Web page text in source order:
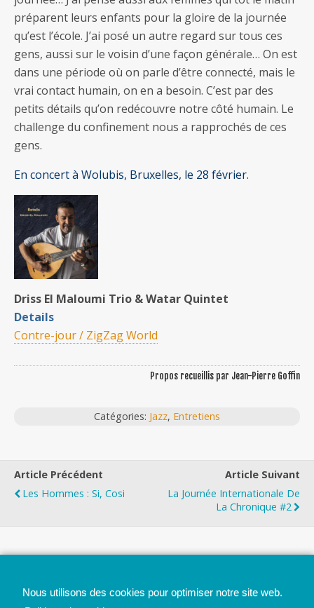
préparent leurs enfants pour la gloire de la journée
qu’est l’école. J’ai posé un autre regard sur tous ces
gens, aussi sur le voisin d’une façon générale… On est
dans une période où on parle d’être connecté, mais le
vrai contact humain, on en a besoin. C’est par des
petits détails qu’on redécouvre notre côté humain. Le
challenge du confinement nous a rapprochés de ces
gens.
En concert à Wolubis, Bruxelles, le 28 février.
Driss El Maloumi Trio & Watar Quintet
Details
Contre-jour / ZigZag World
Propos recueillis par Jean-Pierre Goffin
Catégories: Jazz, Entretiens
Article Précédent
Les Hommes : Si, Cosi
Article Suivant
La Journée Internationale De
La Chronique #2
Nous utilisons des cookies pour optimiser notre site web.